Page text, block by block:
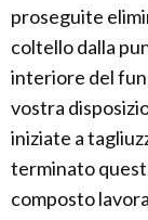
proseguite
coltello dalla
interiore del
vostra
iniziate a
terminato
composto